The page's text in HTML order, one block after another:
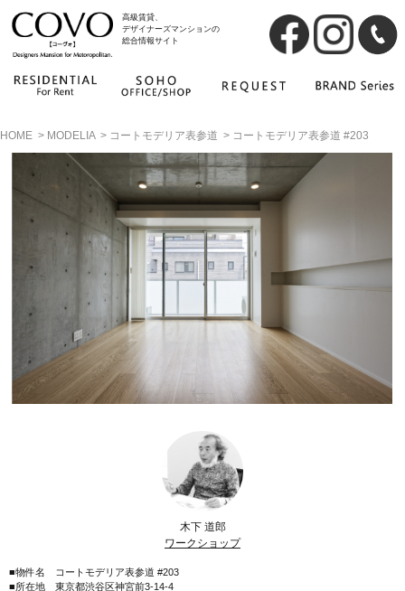
高級賃貸、
デザイナーズマンションの
総合情報サイト
HOME > MODELIA > コートモデリア表参道 > コートモデリア表参道 #203
木下 道郎
ワークショップ
■物件名 コートモデリア表参道 #203
■所在地 東京都渋谷区神宮前3-14-4